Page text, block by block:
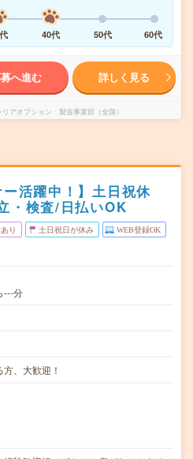
40代 50代 60代
へ進む 詳しく見る
アオプション 製造事業部（全国）
ー活躍中！】土日祝休
・検査/日払いOK
り 土日祝日が休み WEB登録OK
---分
、大歓迎！